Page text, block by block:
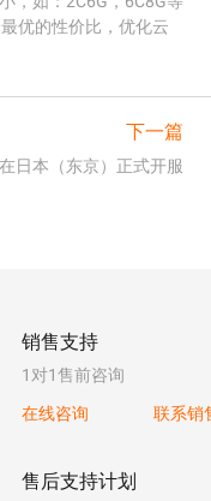
优的性价比，优化云
下一篇
日本（东京）正式开服
销售支持
1对1售前咨询
在线咨询
联系销
售后支持计划